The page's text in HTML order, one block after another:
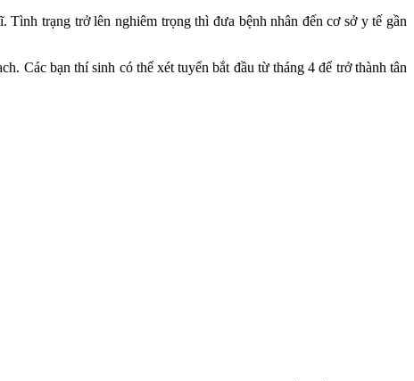
trạng trở lên nghiêm trọng thì đưa bệnh nhân đến cơ sở y tế gần
Các bạn thí sinh có thể xét tuyển bắt đầu từ tháng 4 để trở thành tân